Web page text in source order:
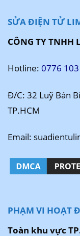
SỬA ĐIỆN TỬ
CÔNG TY TNHH
Hotline: 0776
Đ/C: 32 Luỹ Bán
TP.HCM
Email:
PHẠM VI HOẠT
Toàn khu vực